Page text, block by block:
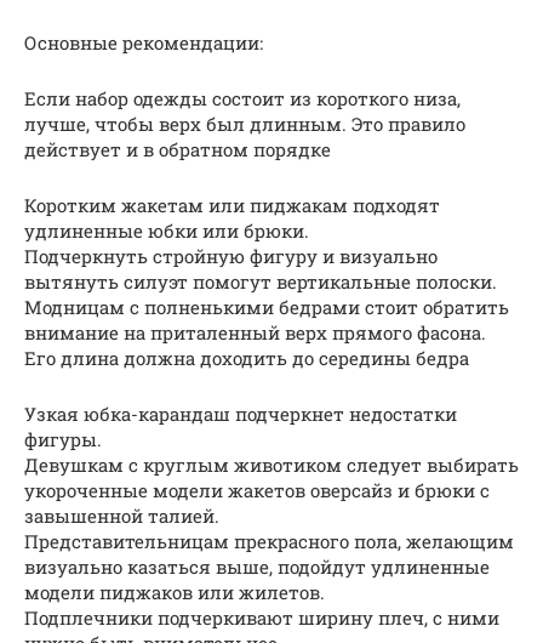
Основные рекомендации:
Если набор одежды состоит из короткого низа,
лучше, чтобы верх был длинным. Это правило
действует и в обратном порядке
Коротким жакетам или пиджакам подходят
удлиненные юбки или брюки.
Подчеркнуть стройную фигуру и визуально
вытянуть силуэт помогут вертикальные полоски.
Модницам с полненькими бедрами стоит обратить
внимание на приталенный верх прямого фасона.
Его длина должна доходить до середины бедра
Узкая юбка-карандаш подчеркнет недостатки
фигуры.
Девушкам с круглым животиком следует выбирать
укороченные модели жакетов оверсайз и брюки с
завышенной талией.
Представительницам прекрасного пола, желающим
визуально казаться выше, подойдут удлиненные
модели пиджаков или жилетов.
Подплечники подчеркивают ширину плеч, с ними